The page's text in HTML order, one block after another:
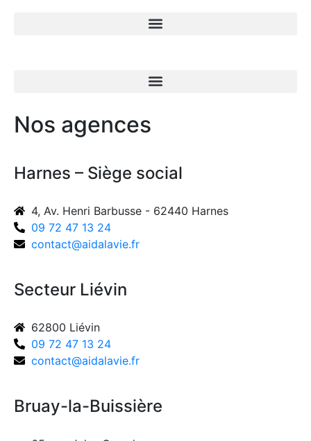
Nos agences
Harnes – Siège social
4, Av. Henri Barbusse - 62440 Harnes
09 72 47 13 24
contact@aidalavie.fr
Secteur Liévin
62800 Liévin
09 72 47 13 24
contact@aidalavie.fr
Bruay-la-Buissière